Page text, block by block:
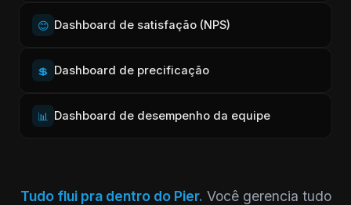
😊 Dashboard de satisfação (NPS)
💲 Dashboard de precificação
📊 Dashboard de desempenho da equipe
Tudo flui pra dentro do Pier. Você gerencia tudo